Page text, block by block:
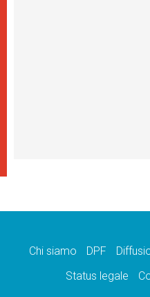
Chi siamo DPF
Status legale